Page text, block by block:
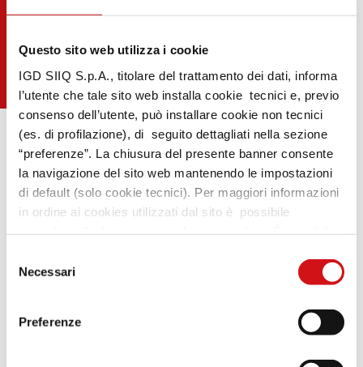
Questo sito web utilizza i cookie
IGD SIIQ S.p.A., titolare del trattamento dei dati, informa
l’utente che tale sito web installa cookie tecnici e, previo
consenso dell’utente, può installare cookie non tecnici
(es. di profilazione), di seguito dettagliati nella sezione
“preferenze”. La chiusura del presente banner consente
la navigazione del sito web mantenendo le impostazioni
di default (solo cookie tecnici). Per maggiori informazioni
in ordine ai cookies utilizzati dal sito è possibile
mediante il link “rivedi le tue scelte sui cookie” presente
delNecessari
Preferenze
.